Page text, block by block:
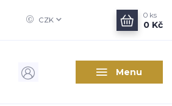
Menu
CZK
0 ks
0 Kč